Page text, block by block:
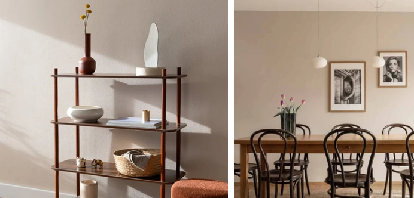
Sie das Medium 4 im Modalformat Öffnen Sie das Medium 5 im Modalformat